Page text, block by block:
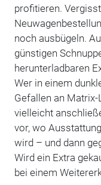
profitieren.
noch ausbügeln.
günstigen
herunterladbaren
Wer in einem
Gefallen an
vielleicht
vor, wo
wird – und dann
Wird ein Extra
bei einem